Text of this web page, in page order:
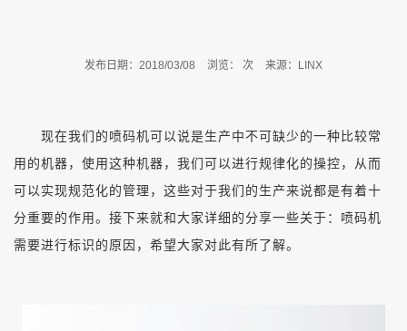
发布日期：2018/03/08 浏览： 次 来源：LINX
现在我们的喷码机可以说是生产中不可缺少的一种比较常
用的机器，使用这种机器，我们可以进行规律化的操控，从而
可以实现规范化的管理，这些对于我们的生产来说都是有着十
分重要的作用。接下来就和大家详细的分享一些关于：喷码机
需要进行标识的原因，希望大家对此有所了解。